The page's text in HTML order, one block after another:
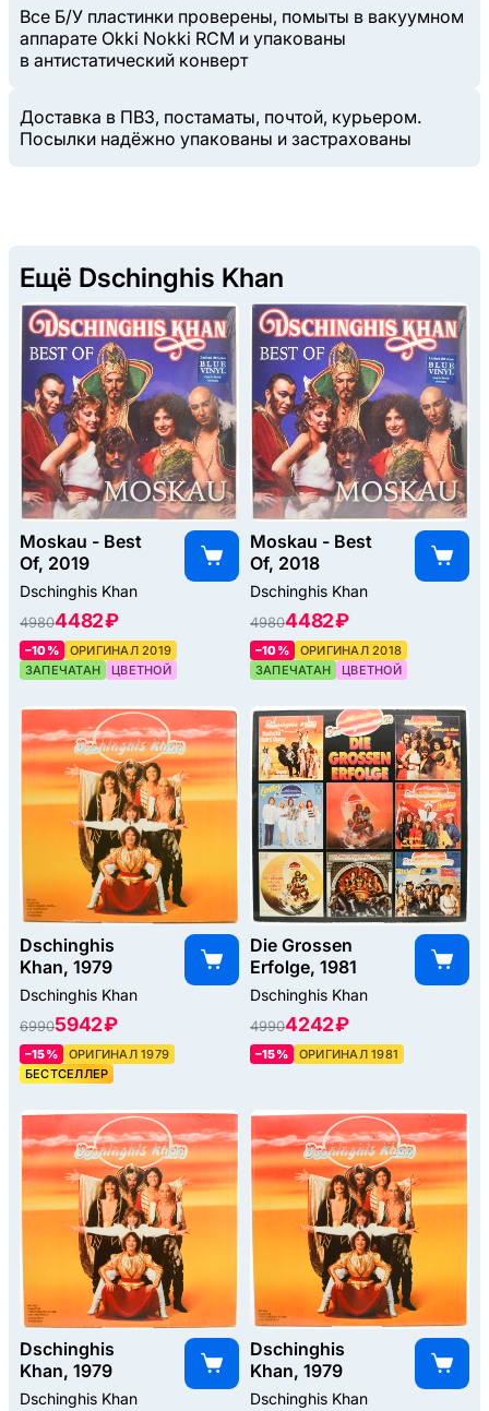
Все Б/У пластинки проверены, помыты в вакуумном
аппарате Okki Nokki RCM и упакованы
в антистатический конверт
Доставка в ПВЗ, постаматы, почтой, курьером.
Посылки надёжно упакованы и застрахованы
Ещё Dschinghis Khan
Moskau - Best
Of, 2019
Dschinghis Khan
49804482 ₽
–10%
ОРИГИНАЛ 2019
ЗАПЕЧАТАН
ЦВЕТНОЙ
Moskau - Best
Of, 2018
Dschinghis Khan
49804482 ₽
–10%
ОРИГИНАЛ 2018
ЗАПЕЧАТАН
ЦВЕТНОЙ
Dschinghis
Khan, 1979
Dschinghis Khan
69905942 ₽
–15%
ОРИГИНАЛ 1979
БЕСТСЕЛЛЕР
Die Grossen
Erfolge, 1981
Dschinghis Khan
49904242 ₽
–15% ОРИГИНАЛ 1981
Dschinghis
Khan, 1979
Dschinghis Khan
Dschinghis
Khan, 1979
Dschinghis Khan